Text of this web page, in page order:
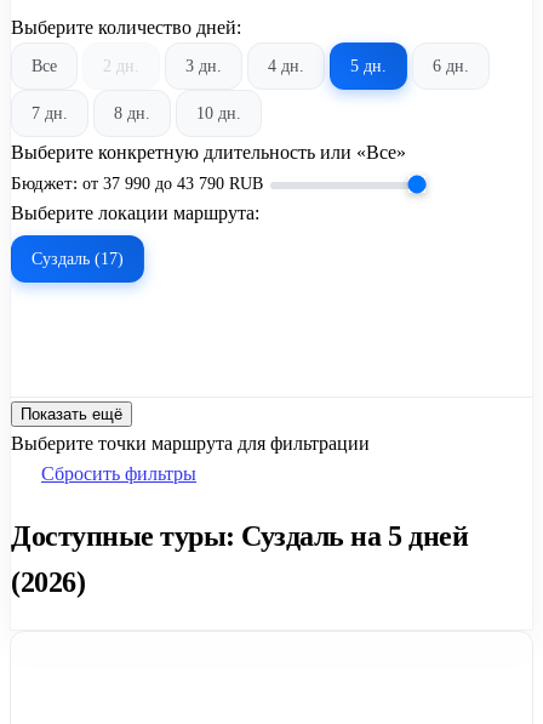
Выберите количество дней:
Все 2 дн. 3 дн. 4 дн. 5 дн. 6 дн.
7 дн. 8 дн. 10 дн.
Выберите конкретную длительность или «Все»
Бюджет: от 37 990 до 43 790 RUB
Выберите локации маршрута:
Суздаль (17)
Показать ещё
Выберите точки маршрута для фильтрации
Сбросить фильтры
Доступные туры: Суздаль на 5 дней
(2026)